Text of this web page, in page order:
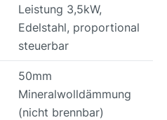
Leistung 3,5kW,
Edelstahl, proportional
steuerbar
50mm
Mineralwolldämmung
(nicht brennbar)